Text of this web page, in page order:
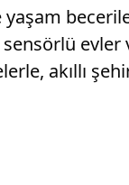
sensörlü
akıllı